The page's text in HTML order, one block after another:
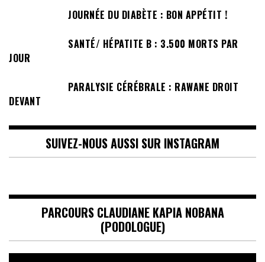
JOURNÉE DU DIABÈTE : BON APPÉTIT !
SANTÉ/ HÉPATITE B : 3.500 MORTS PAR
JOUR
PARALYSIE CÉRÉBRALE : RAWANE DROIT
DEVANT
SUIVEZ-NOUS AUSSI SUR INSTAGRAM
PARCOURS CLAUDIANE KAPIA NOBANA
(PODOLOGUE)